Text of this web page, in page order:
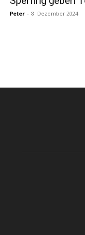
Peter - 8. Dezember 2024